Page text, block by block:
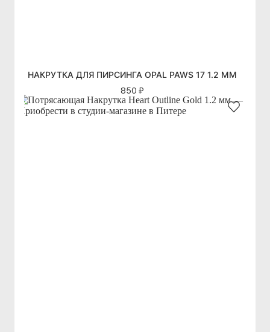
НАКРУТКА ДЛЯ ПИРСИНГА OPAL PAWS 17 1.2 ММ
850 ₽